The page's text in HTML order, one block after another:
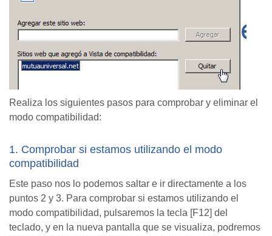
Realiza los siguientes pasos para comprobar y eliminar el
modo compatibilidad:
1. Comprobar si estamos utilizando el modo
compatibilidad
Este paso nos lo podemos saltar e ir directamente a los
puntos 2 y 3. Para comprobar si estamos utilizando el
modo compatibilidad, pulsaremos la tecla [F12] del
teclado, y en la nueva pantalla que se visualiza, podremos